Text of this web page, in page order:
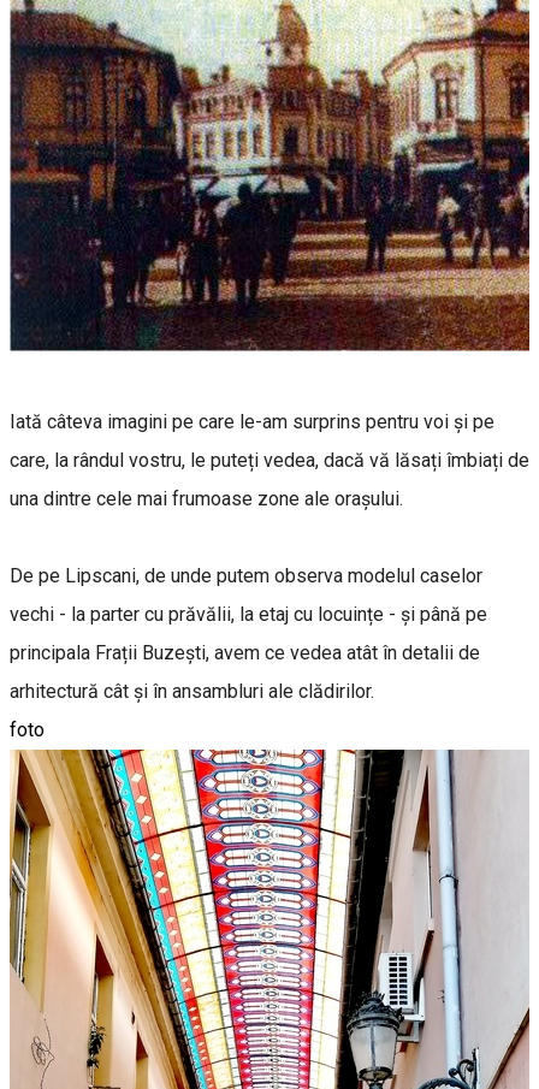
Iată câteva imagini pe care le-am surprins pentru voi și pe
care, la rândul vostru, le puteți vedea, dacă vă lăsați îmbiați de
una dintre cele mai frumoase zone ale orașului.
De pe Lipscani, de unde putem observa modelul caselor
vechi - la parter cu prăvălii, la etaj cu locuințe - și până pe
principala Frații Buzești, avem ce vedea atât în detalii de
arhitectură cât și în ansambluri ale clădirilor.
foto